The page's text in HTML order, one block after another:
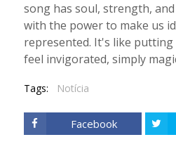
song has soul, strength,
with the power to make us
represented. It's like
feel invigorated, simply
Tags: Notícia
Facebook